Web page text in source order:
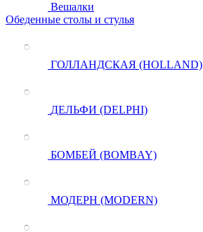
Вешалки
Обеденные столы и стулья
ГОЛЛАНДСКАЯ (HOLLAND)
ДЕЛЬФИ (DELPHI)
БОМБЕЙ (BOMBAY)
МОДЕРН (MODERN)